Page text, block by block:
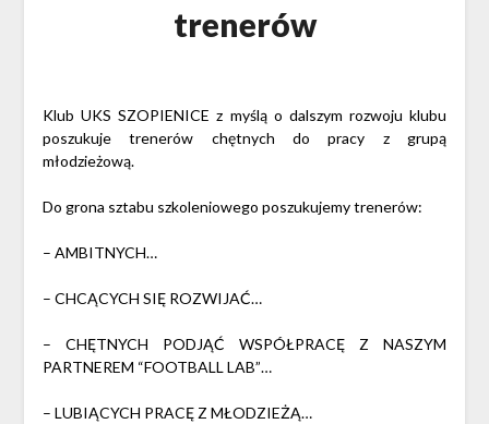
trenerów
Klub UKS SZOPIENICE z myślą o dalszym rozwoju klubu
poszukuje trenerów chętnych do pracy z grupą
młodzieżową.
Do grona sztabu szkoleniowego poszukujemy trenerów:
– AMBITNYCH…
– CHCĄCYCH SIĘ ROZWIJAĆ…
– CHĘTNYCH PODJĄĆ WSPÓŁPRACĘ Z NASZYM
PARTNEREM “FOOTBALL LAB”…
– LUBIĄCYCH PRACĘ Z MŁODZIEŻĄ…